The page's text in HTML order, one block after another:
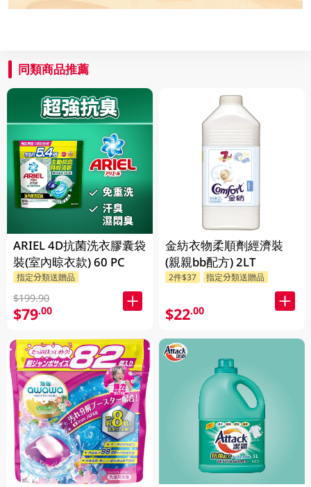
同類商品推薦
ARIEL 4D抗菌洗衣膠囊袋
裝(室內晾衣款) 60 PC
指定分類送贈品
$199.90
$79.00
金紡衣物柔順劑經濟裝
(親親bb配方) 2LT
2件$37 指定分類送贈品
$22.00